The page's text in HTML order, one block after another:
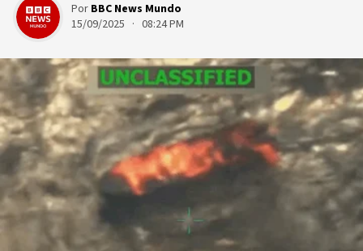
Por BBC News Mundo
15/09/2025 · 08:24 PM